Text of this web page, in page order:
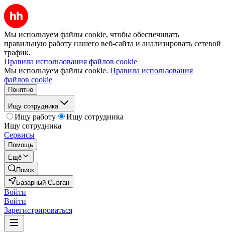
Мы используем файлы cookie, чтобы обеспечивать
правильную работу нашего веб-сайта и анализировать сетевой
трафик.
Правила использования файлов cookie
Мы используем файлы cookie. Правила использования
файлов cookie
Понятно
Ищу сотрудника
Ищу работу
Ищу сотрудника
Ищу сотрудника
Сервисы
Помощь
Ещё
Поиск
Базарный Сызган
Войти
Войти
Зарегистрироваться